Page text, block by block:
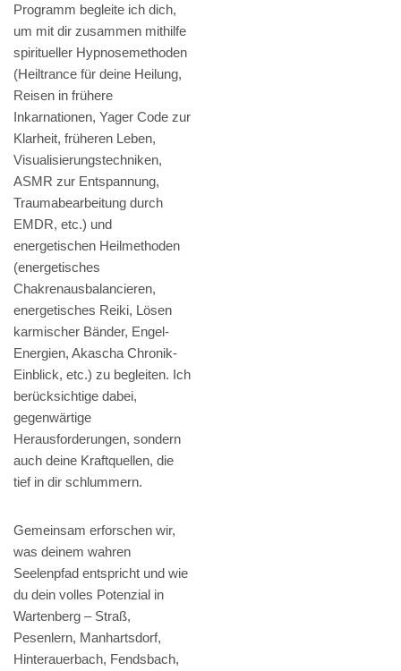
Programm begleite ich dich,
um mit dir zusammen mithilfe
spiritueller Hypnosemethoden
(Heiltrance für deine Heilung,
Reisen in frühere
Inkarnationen, Yager Code zur
Klarheit, früheren Leben,
Visualisierungstechniken,
ASMR zur Entspannung,
Traumabearbeitung durch
EMDR, etc.) und
energetischen Heilmethoden
(energetisches
Chakrenausbalancieren,
energetisches Reiki, Lösen
karmischer Bänder, Engel-
Energien, Akascha Chronik-
Einblick, etc.) zu begleiten. Ich
berücksichtige dabei,
gegenwärtige
Herausforderungen, sondern
auch deine Kraftquellen, die
tief in dir schlummern.
Gemeinsam erforschen wir,
was deinem wahren
Seelenpfad entspricht und wie
du dein volles Potenzial in
Wartenberg – Straß,
Pesenlern, Manhartsdorf,
Hinterauerbach, Fendsbach,